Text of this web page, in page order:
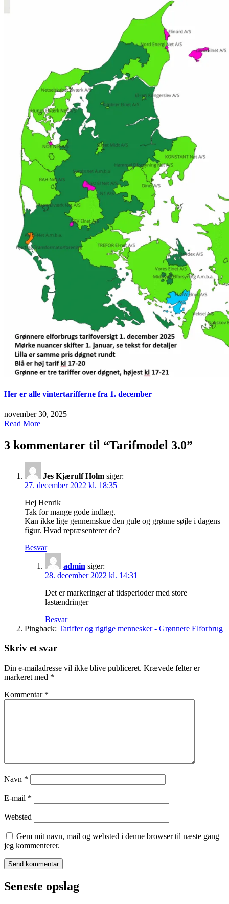
Her er alle vintertarifferne fra 1. december
november 30, 2025
Read More
3 kommentarer til “Tarifmodel 3.0”
Jes Kjærulf Holm siger:
27. december 2022 kl. 18:35
Hej Henrik
Tak for mange gode indlæg.
Kan ikke lige gennemskue den gule og grønne søjle i dagens
figur. Hvad repræsenterer de?
Besvar
admin siger:
28. december 2022 kl. 14:31
Det er markeringer af tidsperioder med store
lastændringer
Besvar
Pingback: Tariffer og rigtige mennesker - Grønnere Elforbrug
Skriv et svar
Din e-mailadresse vil ikke blive publiceret. Krævede felter er
markeret med *
Kommentar *
Navn *
E-mail *
Websted
Gem mit navn, mail og websted i denne browser til næste gang
jeg kommenterer.
Seneste opslag